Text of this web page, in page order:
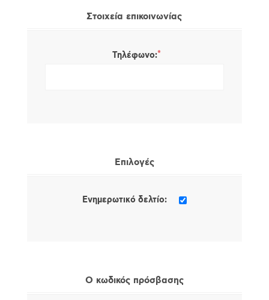
Στοιχεία επικοινωνίας
Τηλέφωνο:*
Επιλογές
Ενημερωτικό δελτίο:
Ο κωδικός πρόσβασης